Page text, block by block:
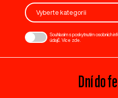
Vyberte kategorii
Souhlasím s poskytnutím osobních
údajů. Více zde
Dní do